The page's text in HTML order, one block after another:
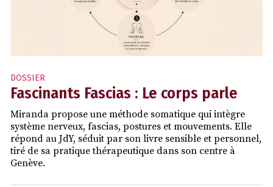
DOSSIER
Fascinants Fascias : Le corps parle
Miranda propose une méthode somatique qui intègre
système nerveux, fascias, postures et mouvements. Elle
répond au JdY, séduit par son livre sensible et personnel,
tiré de sa pratique thérapeutique dans son centre à
Genève.